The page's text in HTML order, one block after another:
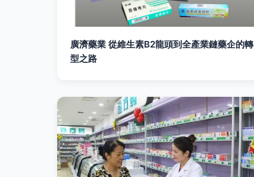
廣濟藥業 從維生素B2龍頭到全產業鏈藥企的轉
型之路